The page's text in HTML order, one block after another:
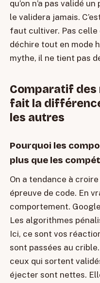
qu’on n’a pas validé
le validera jamais.
faut cultiver. Pas celle
déchire tout en mode
mythe, il ne tient pas
Comparatif des
fait la
les autres
Pourquoi les
plus que les
On a tendance à croire
épreuve de code. En
comportement.
Les algorithmes
Ici, ce sont vos
sont passées au
ceux qui sortent
éjecter sont nettes.